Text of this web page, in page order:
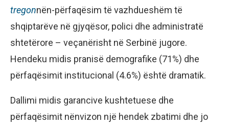
tregonnën-përfaqësim të vazhdueshëm të
shqiptarëve në gjyqësor, polici dhe administratë
shtetërore – veçanërisht në Serbinë jugore.
Hendeku midis pranisë demografike (71%) dhe
përfaqësimit institucional (4.6%) është dramatik.
Dallimi midis garancive kushtetuese dhe
përfaqësimit nënvizon një hendek zbatimi dhe jo